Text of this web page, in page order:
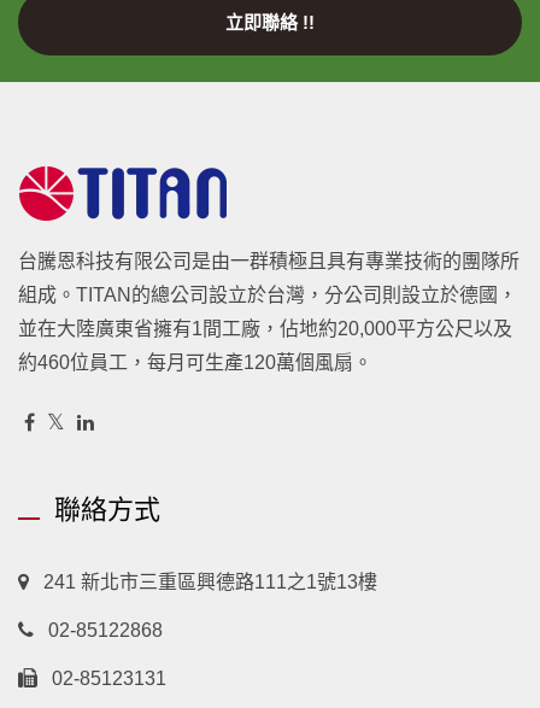
立即聯絡 !!
台騰恩科技有限公司是由一群積極且具有專業技術的團隊所
組成。TITAN的總公司設立於台灣，分公司則設立於德國，
並在大陸廣東省擁有1間工廠，佔地約20,000平方公尺以及
約460位員工，每月可生產120萬個風扇。
聯絡方式
241 新北市三重區興德路111之1號13樓
02-85122868
02-85123131